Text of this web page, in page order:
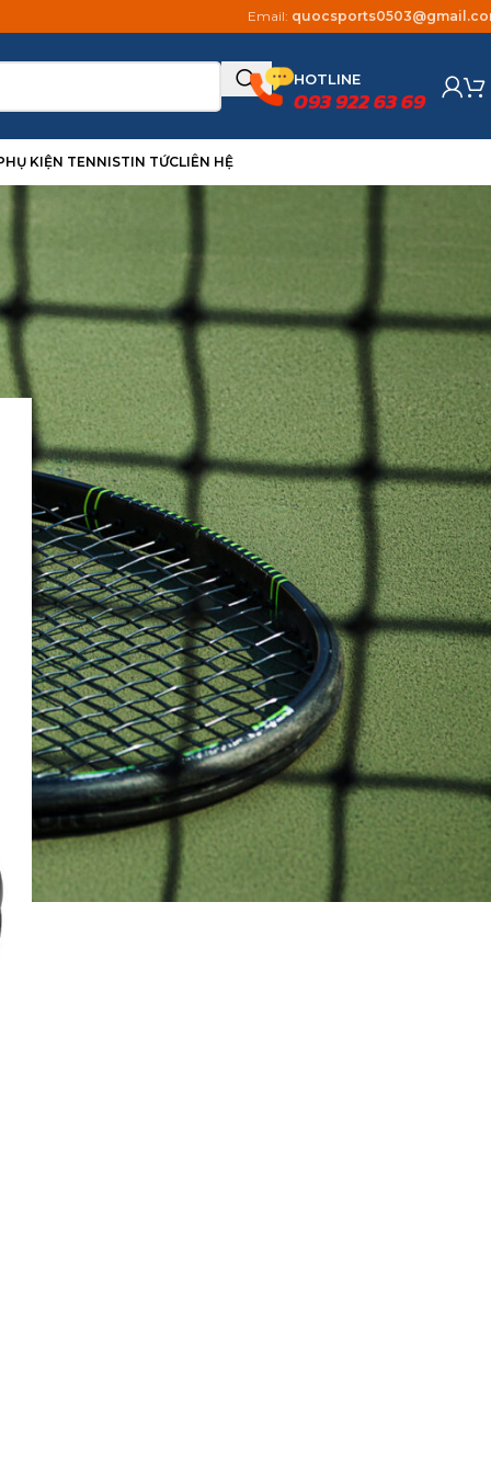
Email:
HOTLINE
093 922 63 69
KIỆN TENNISTIN TỨCLIÊN HỆ
DANH MỤC BÀI VIẾT
Tin Tức
Uncategorized
RECENT POSTS
Dịch Vụ Chuyên Cung Cấp Sỉ
Và Lẻ Thể Thao Uy Tín TP.HCM
Tháng 7 22, 2026 1 Comment
Review Cửa Hàng Thể Thao
QuocSport – Đánh Giá Chi Tiết
2026
Tháng 7 22, 2026 1 Comment
Khám Phá Cửa Hàng Bán Balo
Thể Thao Chính Hãng Uy Tín
Tháng 7 22, 2026
1 Comment